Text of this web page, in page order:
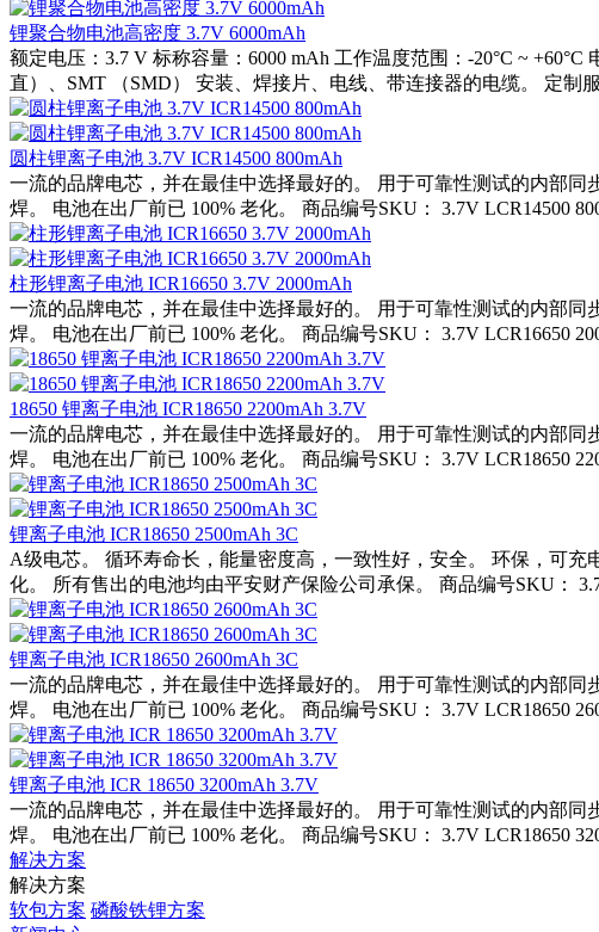
锂聚合物电池高密度 3.7V 6000mAh
额定电压：3.7 V 标称容量：6000 mAh 工作温度范围：-20°C ~
直）、SMT （SMD） 安装、焊接片、电线、带连接器的电缆。 定制
圆柱锂离子电池 3.7V ICR14500 800mAh
一流的品牌电芯，并在最佳中选择最好的。 用于可靠性测试的内部
焊。 电池在出厂前已 100% 老化。 商品编号SKU： 3.7V LCR14500
柱形锂离子电池 ICR16650 3.7V 2000mAh
一流的品牌电芯，并在最佳中选择最好的。 用于可靠性测试的内部
焊。 电池在出厂前已 100% 老化。 商品编号SKU： 3.7V LCR16650
18650 锂离子电池 ICR18650 2200mAh 3.7V
一流的品牌电芯，并在最佳中选择最好的。 用于可靠性测试的内部
焊。 电池在出厂前已 100% 老化。 商品编号SKU： 3.7V LCR18650
锂离子电池 ICR18650 2500mAh 3C
A级电芯。 循环寿命长，能量密度高，一致性好，安全。 环保，可
化。 所有售出的电池均由平安财产保险公司承保。 商品编号SKU：
锂离子电池 ICR18650 2600mAh 3C
一流的品牌电芯，并在最佳中选择最好的。 用于可靠性测试的内部
焊。 电池在出厂前已 100% 老化。 商品编号SKU： 3.7V LCR18650
锂离子电池 ICR 18650 3200mAh 3.7V
一流的品牌电芯，并在最佳中选择最好的。 用于可靠性测试的内部
焊。 电池在出厂前已 100% 老化。 商品编号SKU： 3.7V LCR18650
解决方案
解决方案
软包方案 磷酸铁锂方案